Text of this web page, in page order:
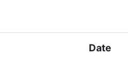
Date